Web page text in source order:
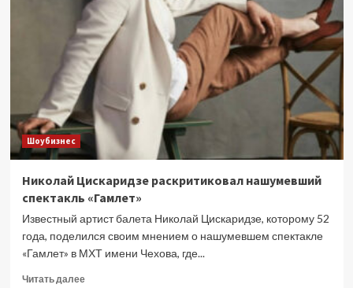
скандала
встретилась
со
своей
семьей
Шоубизнес
Николай Цискаридзе раскритиковал нашумевший
спектакль «Гамлет»
Известный артист балета Николай Цискаридзе, которому 52
года, поделился своим мнением о нашумевшем спектакле
«Гамлет» в МХТ имени Чехова, где...
Читать далееПрочитать